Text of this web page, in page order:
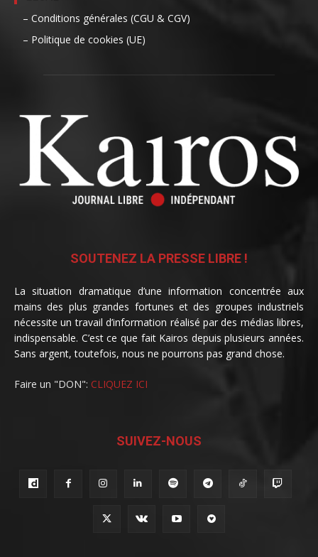
– Conditions générales (CGU & CGV)
– Politique de cookies (UE)
SOUTENEZ LA PRESSE LIBRE !
La situation dramatique d’une information concentrée aux
mains des plus grandes fortunes et des groupes industriels
nécessite un travail d’information réalisé par des médias libres,
indispensable. C’est ce que fait Kairos depuis plusieurs années.
Sans argent, toutefois, nous ne pourrons pas grand chose.
Faire un "DON": CLIQUEZ ICI
SUIVEZ-NOUS